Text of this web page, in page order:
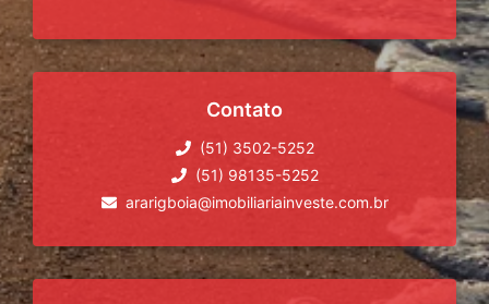
Contato
(51) 3502-5252
(51) 98135-5252
ararigboia@imobiliariainveste.com.br